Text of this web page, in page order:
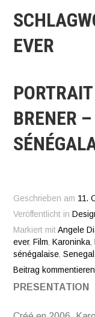
EVER
BRENER
Geschrieben am 11.
Veröffentlicht in
Markiert mitAngele
ever, Film, Karoninka,
sénégalaise,Senegal
Beitrag kommentieren
PRESENTATION